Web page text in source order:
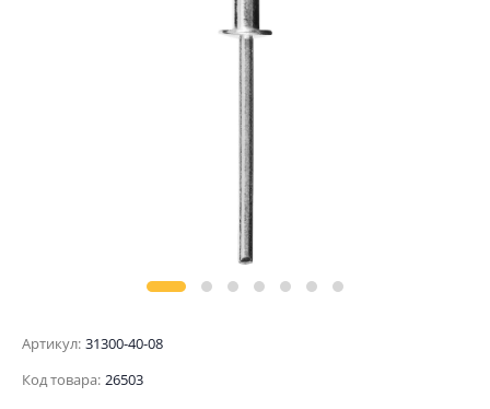
Артикул: 31300-40-08
Код товара: 26503